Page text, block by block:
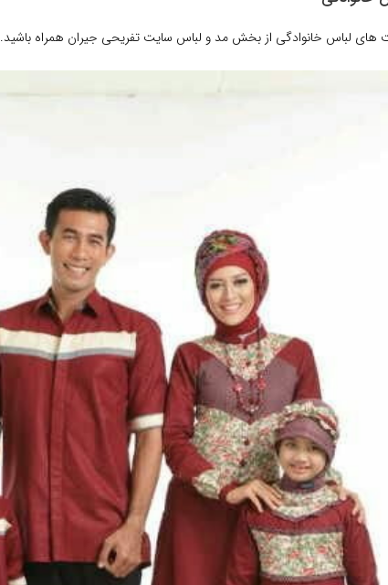
های لباس خانوادگی از بخش مد و لباس سایت تفریحی جیران همراه باشید.